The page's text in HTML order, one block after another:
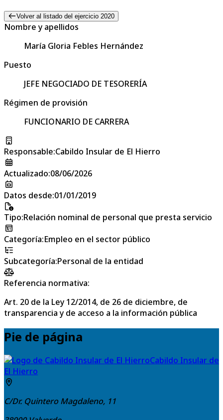
Volver al listado del ejercicio 2020
Nombre y apellidos
María Gloria Febles Hernández
Puesto
JEFE NEGOCIADO DE TESORERÍA
Régimen de provisión
FUNCIONARIO DE CARRERA
Responsable:Cabildo Insular de El Hierro
Actualizado:08/06/2026
Datos desde:01/01/2019
Tipo:Relación nominal de personal que presta servicio
Categoría:Empleo en el sector público
Subcategoría:Personal de la entidad
Referencia normativa:
Art. 20 de la Ley 12/2014, de 26 de diciembre, de
transparencia y de acceso a la información pública
Pie de página
Cabildo Insular de
El Hierro
C/Dr. Quintero Magdaleno, 11